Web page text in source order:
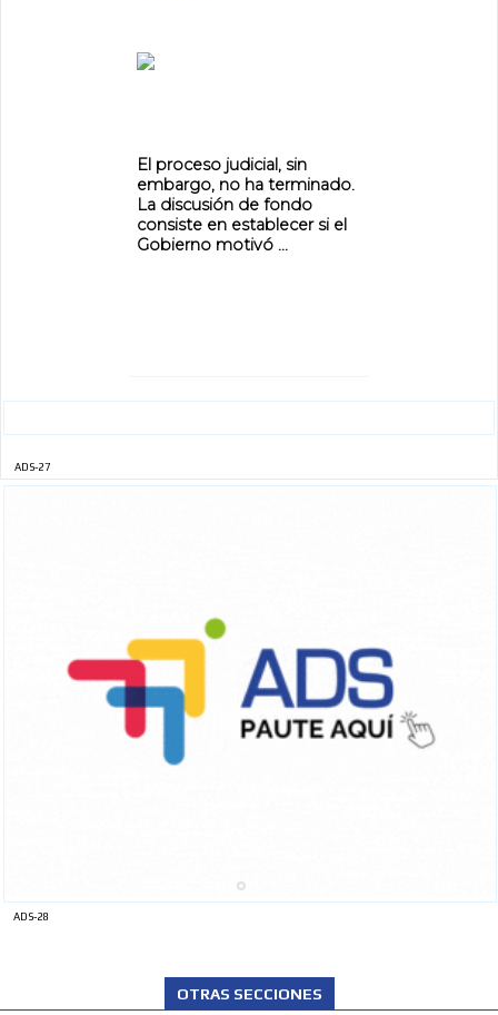
El proceso judicial, sin
embargo, no ha terminado.
La discusión de fondo
consiste en establecer si el
Gobierno motivó ...
ADS-27
ADS-28
OTRAS SECCIONES